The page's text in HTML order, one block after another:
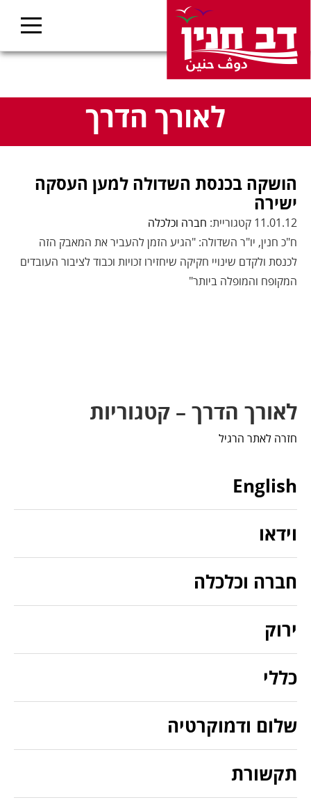
לאורך הדרך
הושקה בכנסת השדולה למען העסקה
ישירה
11.01.12 קטגוריית:
חברה וכלכלה
ח"כ חנין, יו"ר השדולה: "הגיע הזמן להעביר את המאבק הזה
לכנסת ולקדם שינויי חקיקה שיחזירו זכויות וכבוד לציבור העובדים
המקופח והמופלה ביותר"
לאורך הדרך – קטגוריות
חזרה לאתר הרגיל
English
וידאו
חברה וכלכלה
ירוק
כללי
שלום ודמוקרטיה
תקשורת